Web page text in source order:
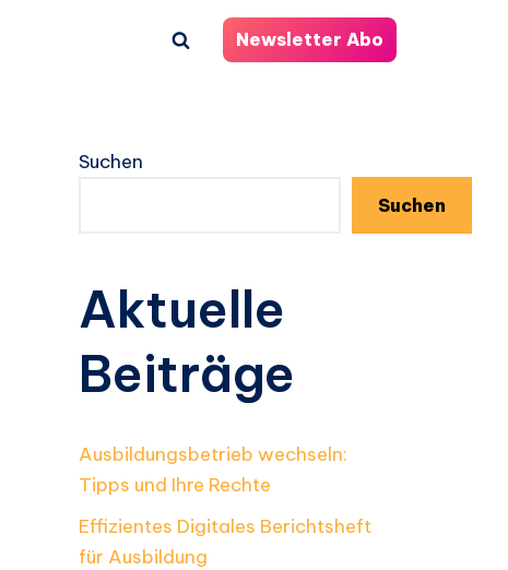
Newsletter Abo
Suchen
Suchen
Aktuelle
Beiträge
Ausbildungsbetrieb wechseln:
Tipps und Ihre Rechte
Effizientes Digitales Berichtsheft
für Ausbildung